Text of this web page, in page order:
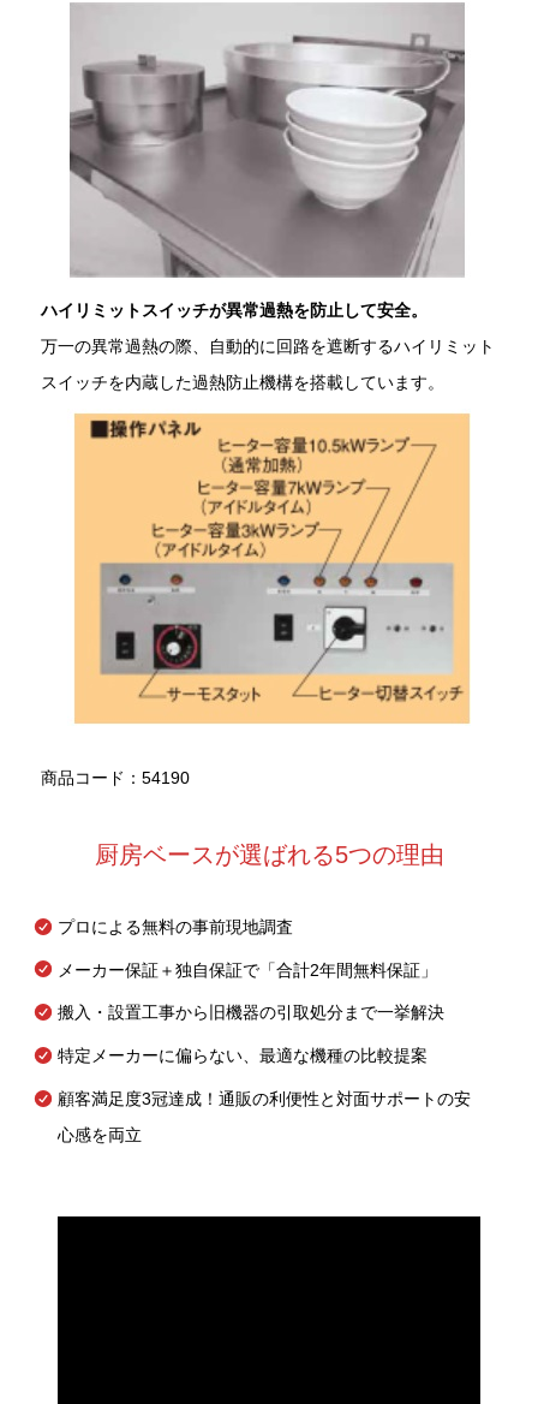
ハイリミットスイッチが異常過熱を防止して安全。
万一の異常過熱の際、自動的に回路を遮断するハイリミット
スイッチを内蔵した過熱防止機構を搭載しています。
商品コード：54190
厨房ベースが選ばれる5つの理由
プロによる無料の事前現地調査
メーカー保証＋独自保証で「合計2年間無料保証」
搬入・設置工事から旧機器の引取処分まで一挙解決
特定メーカーに偏らない、最適な機種の比較提案
顧客満足度3冠達成！通販の利便性と対面サポートの安
心感を両立